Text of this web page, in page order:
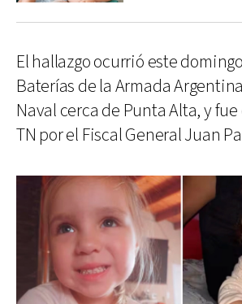
El hallazgo ocurrió este
Baterías de la Armada
Naval cerca de Punta Alta, y
TN por el Fiscal General Juan